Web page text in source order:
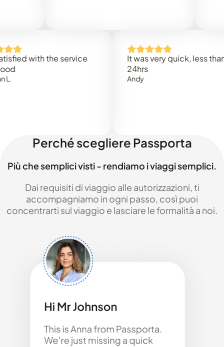
with the service
It was very quick, less than
24hrs
Perché scegliere Passporta
Più che semplici visti - rendiamo i viaggi semplici.
Dai requisiti di viaggio alle autorizzazioni, ti
accompagniamo in ogni passo, così puoi
concentrarti sul viaggio e lasciare le formalità a noi.